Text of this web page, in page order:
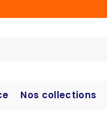
Nos collections